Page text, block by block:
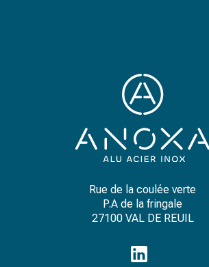
Rue de la coulée verte
P.A de la fringale
27100 VAL DE REUIL